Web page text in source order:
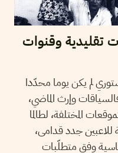
تقليدية وقنوات
لم يكن يوما محدّدا
وإرث الماضي،
المختلفة، لطالما
جدد قدامى،
وفق متطلّبات